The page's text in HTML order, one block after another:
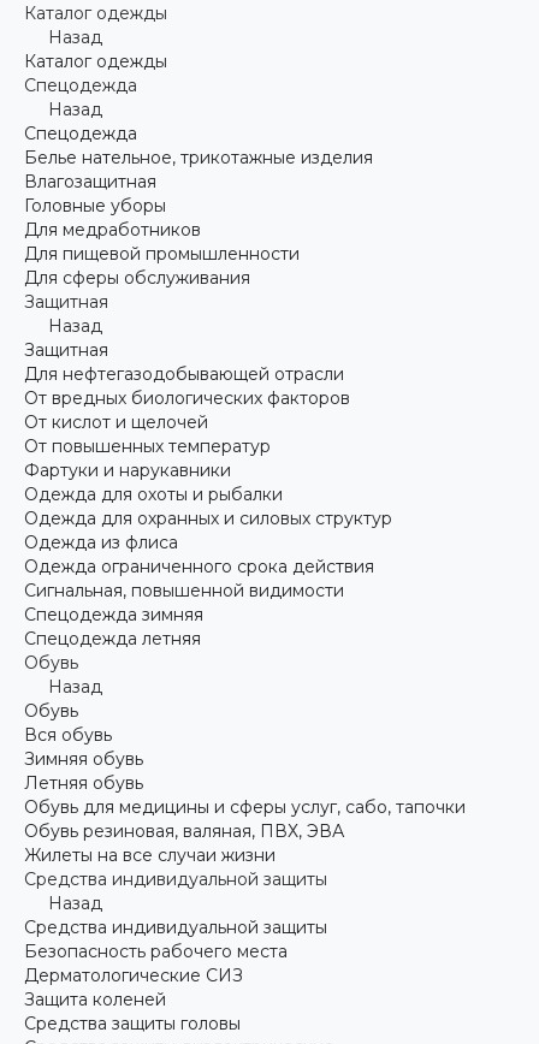
Каталог одежды
Назад
Каталог одежды
Спецодежда
Назад
Спецодежда
Белье нательное, трикотажные изделия
Влагозащитная
Головные уборы
Для медработников
Для пищевой промышленности
Для сферы обслуживания
Защитная
Назад
Защитная
Для нефтегазодобывающей отрасли
От вредных биологических факторов
От кислот и щелочей
От повышенных температур
Фартуки и нарукавники
Одежда для охоты и рыбалки
Одежда для охранных и силовых структур
Одежда из флиса
Одежда ограниченного срока действия
Сигнальная, повышенной видимости
Спецодежда зимняя
Спецодежда летняя
Обувь
Назад
Обувь
Вся обувь
Зимняя обувь
Летняя обувь
Обувь для медицины и сферы услуг, сабо, тапочки
Обувь резиновая, валяная, ПВХ, ЭВА
Жилеты на все случаи жизни
Средства индивидуальной защиты
Назад
Средства индивидуальной защиты
Безопасность рабочего места
Дерматологические СИЗ
Защита коленей
Средства защиты головы